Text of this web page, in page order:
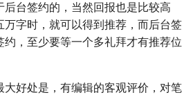
后台签约的，当然回报也是比较高
万字时，就可以得到推荐，而后台签
，至少要等一个多礼拜才有推荐位
大好处是，有编辑的客观评价，对笔